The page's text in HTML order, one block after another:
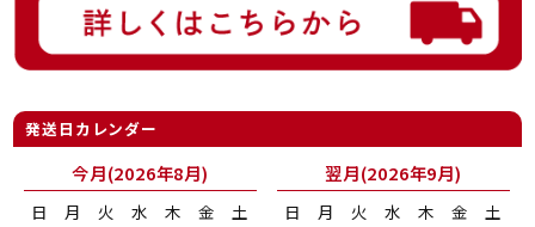
発送日カレンダー
今月(2026年8月)
日 月 火 水 木 金
土
翌月(2026年9月)
日 月 火 水 木 金
土